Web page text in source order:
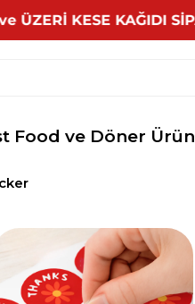
KESE KAĞIDI
Food ve Döner